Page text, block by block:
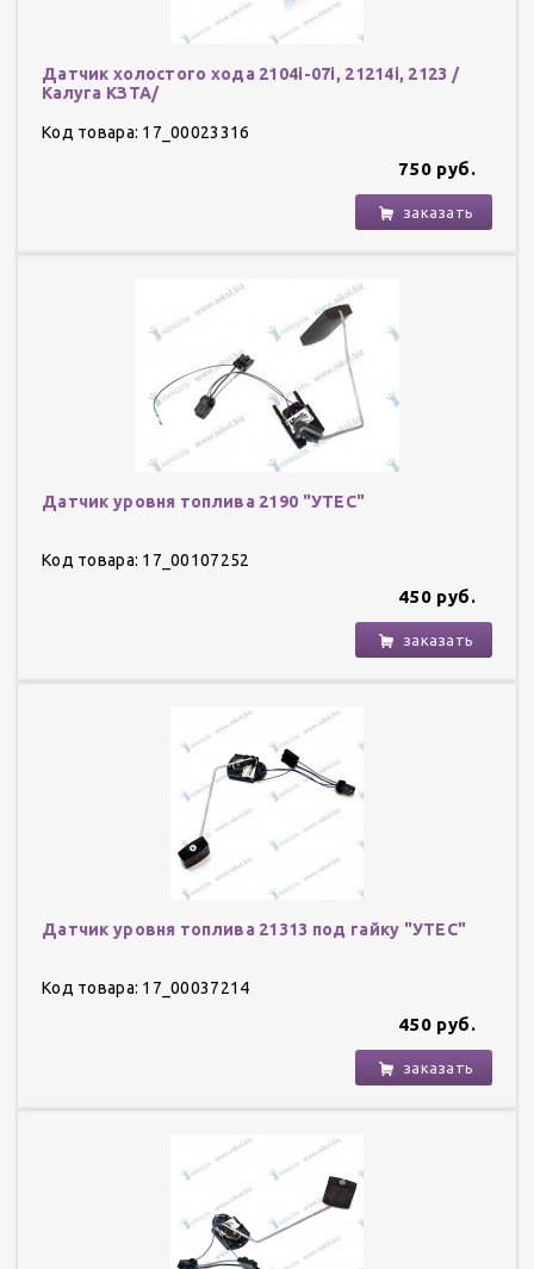
Датчик холостого хода 2104i-07i, 21214i, 2123 /
Калуга КЗТА/
Код товара: 17_00023316
750 руб.
заказать
Датчик уровня топлива 2190 "УТЕС"
Код товара: 17_00107252
450 руб.
заказать
Датчик уровня топлива 21313 под гайку "УТЕС"
Код товара: 17_00037214
450 руб.
заказать